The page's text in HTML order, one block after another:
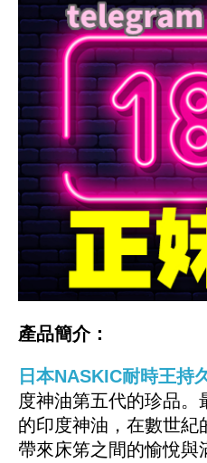
產品簡介：
日本NASKIC耐時王持
度神油第五代的珍品。
的印度神油，在數世紀
帶來床笫之間的愉悅與